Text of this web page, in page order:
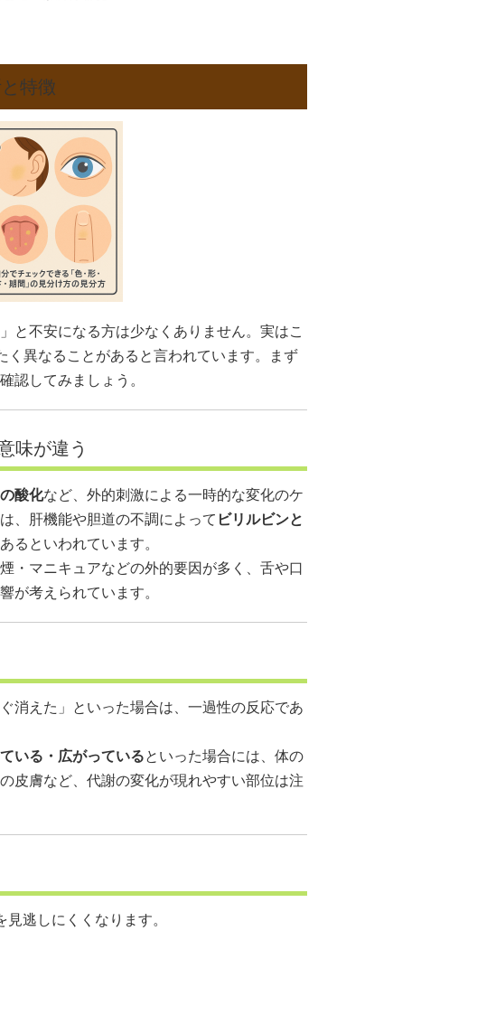
特徴
と不安になる方は少なくありません。実はこ
く異なることがあると言われています。まず
認してみましょう。
味が違う
酸化など、外的刺激による一時的な変化のケ
、肝機能や胆道の不調によって ビリルビンと
るといわれています。
・マニキュアなどの外的要因が多く、舌や口
が考えられています。
消えた」といった場合は、一過性の反応であ
いる・広がっているといった場合には、体の
皮膚など、代謝の変化が現れやすい部位は注
逃しにくくなります。